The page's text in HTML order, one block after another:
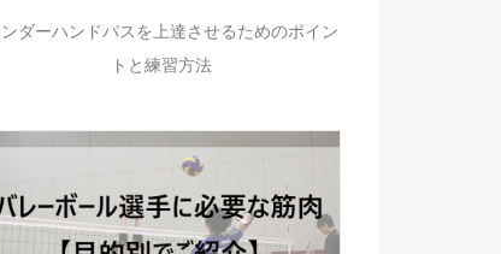
ダーハンドパスを上達させるためのポイン
トと練習方法